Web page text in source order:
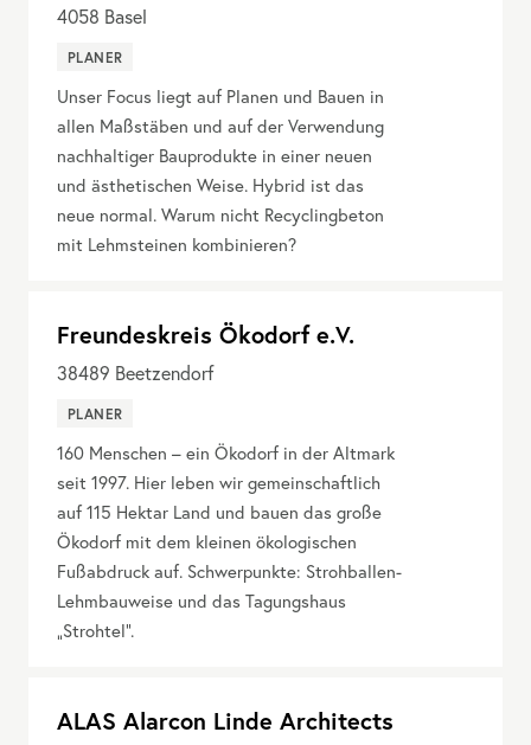
4058 Basel
PLANER
Unser Focus liegt auf Planen und Bauen in
allen Maßstäben und auf der Verwendung
nachhaltiger Bauprodukte in einer neuen
und ästhetischen Weise. Hybrid ist das
neue normal. Warum nicht Recyclingbeton
mit Lehmsteinen kombinieren?
Freundeskreis Ökodorf e.V.
38489 Beetzendorf
PLANER
160 Menschen – ein Ökodorf in der Altmark
seit 1997. Hier leben wir gemeinschaftlich
auf 115 Hektar Land und bauen das große
Ökodorf mit dem kleinen ökologischen
Fußabdruck auf. Schwerpunkte: Strohballen-
Lehmbauweise und das Tagungshaus
„Strohtel“.
ALAS Alarcon Linde Architects